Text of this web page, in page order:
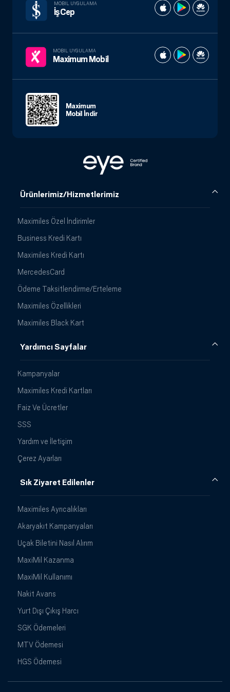
Ürünlerimiz/Hizmetlerimiz
Maximiles Özel İndirimler
Business Kredi Kartı
Maximiles Kredi Kartı
MercedesCard
Ödeme Taksitlendirme/Erteleme
Maximiles Özellikleri
Maximiles Black Kart
Yardımcı Sayfalar
Kampanyalar
Maximiles Kredi Kartları
Faiz Ve Ücretler
SSS
Yardım ve İletişim
Çerez Ayarları
Sık Ziyaret Edilenler
Maximiles Ayrıcalıkları
Akaryakıt Kampanyaları
Uçak Biletini Nasıl Alırım
MaxiMil Kazanma
MaxiMil Kullanımı
Nakit Avans
Yurt Dışı Çıkış Harcı
SGK Ödemeleri
MTV Ödemesi
HGS Ödemesi
MOBIL UYGULAMA
İşCep
MOBIL UYGULAMA
Maximum Mobil
Maximum
Mobil İndir